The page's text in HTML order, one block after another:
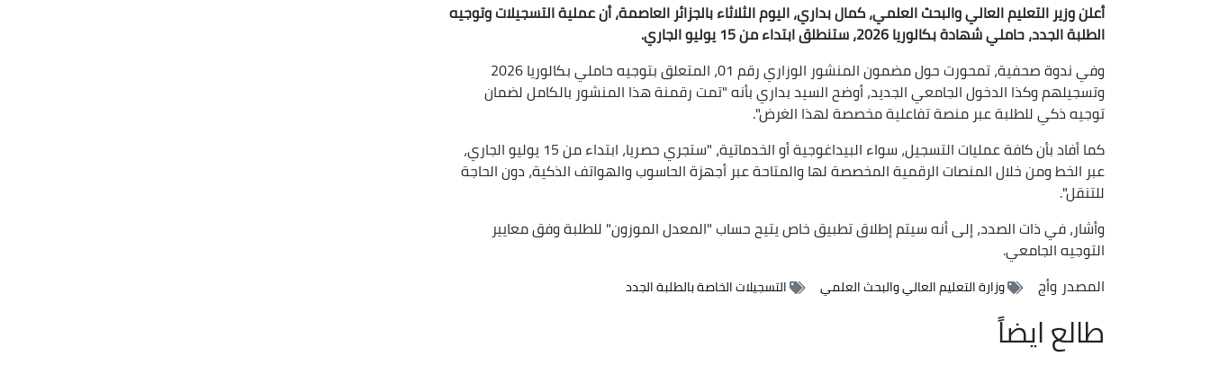
أعلن وزير التعليم العالي والبحث العلمي، كمال بداري، اليوم الثلاثاء بالجزائر العاصمة، أن عملية التسجيلات وتوجيه
الطلبة الجدد، حاملي شهادة بكالوريا 2026، ستنطلق ابتداء من 15 يوليو الجاري.
وفي ندوة صحفية، تمحورت حول مضمون المنشور الوزاري رقم 01، المتعلق بتوجيه حاملي بكالوريا 2026
وتسجيلهم وكذا الدخول الجامعي الجديد، أوضح السيد بداري بأنه "تمت رقمنة هذا المنشور بالكامل لضمان
توجيه ذكي للطلبة عبر منصة تفاعلية مخصصة لهذا الغرض".
كما أفاد بأن كافة عمليات التسجيل، سواء البيداغوجية أو الخدماتية، "ستجري حصريا، ابتداء من 15 يوليو الجاري،
عبر الخط ومن خلال المنصات الرقمية المخصصة لها والمتاحة عبر أجهزة الحاسوب والهواتف الذكية، دون الحاجة
للتنقل".
وأشار، في ذات الصدد، إلى أنه سيتم إطلاق تطبيق خاص يتيح حساب "المعدل الموزون" للطلبة وفق معايير
التوجيه الجامعي.
المصدر وأج وزارة التعليم العالي والبحث العلمي التسجيلات الخاصة بالطلبة الجدد
طالع ايضاً